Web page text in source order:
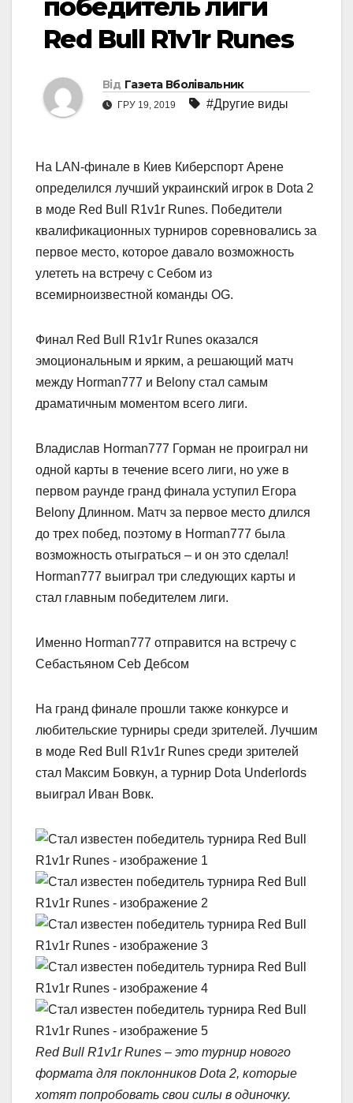
победитель лиги
Red Bull R1v1r Runes
Від Газета Вболівальник
ГРУ 19, 2019 #Другие виды
На LAN-финале в Киев Киберспорт Арене
определился лучший украинский игрок в Dota 2
в моде Red Bull R1v1r Runes. Победители
квалификационных турниров соревновались за
первое место, которое давало возможность
улететь на встречу с Себом из
всемирноизвестной команды OG.
Финал Red Bull R1v1r Runes оказался
эмоциональным и ярким, а решающий матч
между Horman777 и Belony стал самым
драматичным моментом всего лиги.
Владислав Horman777 Горман не проиграл ни
одной карты в течение всего лиги, но уже в
первом раунде гранд финала уступил Егора
Belony Длинном. Матч за первое место длился
до трех побед, поэтому в Horman777 была
возможность отыграться – и он это сделал!
Horman777 выиграл три следующих карты и
стал главным победителем лиги.
Именно Horman777 отправится на встречу с
Себастьяном Сeb Дебсом
На гранд финале прошли также конкурсе и
любительские турниры среди зрителей. Лучшим
в моде Red Bull R1v1r Runes среди зрителей
стал Максим Бовкун, а турнир Dota Underlords
выиграл Иван Вовк.
Red Bull R1v1r Runes – это турнир нового
формата для поклонников Dota 2, которые
хотят попробовать свои силы в одиночку.